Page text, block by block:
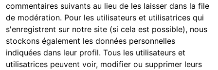
commentaires suivants au lieu de les laisser dans la file
de modération. Pour les utilisateurs et utilisatrices qui
s'enregistrent sur notre site (si cela est possible), nous
stockons également les données personnelles
indiquées dans leur profil. Tous les utilisateurs et
utilisatrices peuvent voir, modifier ou supprimer leurs